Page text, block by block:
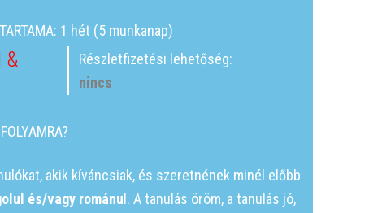
1 hét (5 munkanap)
&
Részletfizetési lehetőség:
nincs
akik kíváncsiak, és szeretnének minél előbb
és/vagy románu l. A tanulás öröm, a tanulás jó,